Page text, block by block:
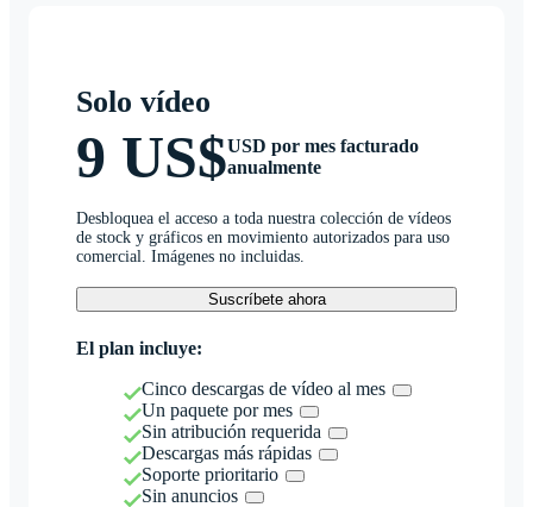
Solo vídeo
9 US$USD por mes facturado
anualmente
Desbloquea el acceso a toda nuestra colección de vídeos
de stock y gráficos en movimiento autorizados para uso
comercial. Imágenes no incluidas.
Suscríbete ahora
El plan incluye:
Cinco descargas de vídeo al mes
Un paquete por mes
Sin atribución requerida
Descargas más rápidas
Soporte prioritario
Sin anuncios